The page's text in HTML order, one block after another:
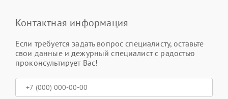
Контактная информация
Если требуется задать вопрос специалисту, оставьте
свои данные и дежурный специалист с радостью
проконсультирует Вас!